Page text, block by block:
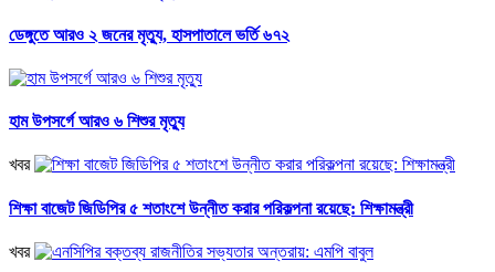
ডেঙ্গুতে আরও ২ জনের মৃত্যু, হাসপাতালে ভর্তি ৬৭২
হাম উপসর্গে আরও ৬ শিশুর মৃত্যু
খবর
শিক্ষা বাজেট জিডিপির ৫ শতাংশে উন্নীত করার পরিকল্পনা রয়েছে: শিক্ষামন্ত্রী
খবর